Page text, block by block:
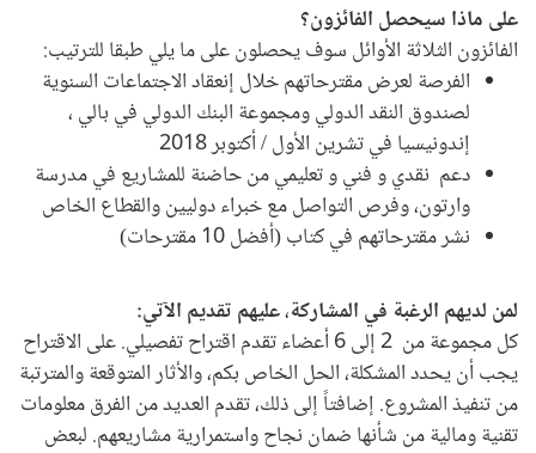
على ماذا سيحصل الفائزون؟
الفائزون الثلاثة الأوائل سوف يحصلون على ما يلي طبقا للترتيب:
الفرصة لعرض مقترحاتهم خلال إنعقاد الاجتماعات السنوية
لصندوق النقد الدولي ومجموعة البنك الدولي في بالي ،
إندونيسيا في تشرين الأول / أكتوبر 2018
دعم نقدي و فني و تعليمي من حاضنة للمشاريع في مدرسة
وارتون، وفرص التواصل مع خبراء دوليين والقطاع الخاص
نشر مقترحاتهم في كتاب (أفضل 10 مقترحات)
لمن لديهم الرغبة في المشاركة،عليهم تقديم الآتي:
كل مجموعة من
إلى أعضاء تقدم اقتراح تفصيلي.على الاقتراح
يجب أن يحدد المشكلة، الحل الخاص بكم، والأثار المتوقعة والمترتبة
من تنفيذ المشروع. إضافتاً إلى ذلك، تقدم العديد من الفرق معلومات
تقنية ومالية من شأنها ضمان نجاح واستمرارية مشاريعهم. لبعض